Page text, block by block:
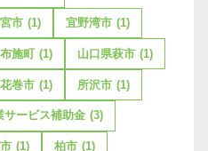
市 (1) 宜野湾市 (1)
施町 (1) 山口県萩市 (1)
巻市 (1) 所沢市 (1)
サービス補助金 (3)
(1) 柏市 (1)